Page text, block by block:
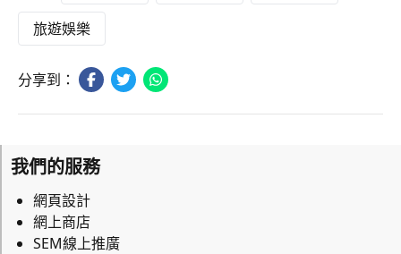
旅遊娛樂
分享到：
我們的服務
網頁設計
網上商店
SEM線上推廣